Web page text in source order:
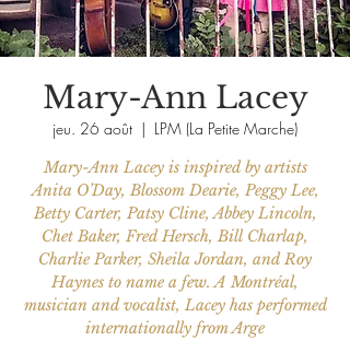
Mary-Ann Lacey
jeu. 26 août
  |
LPM (La Petite Marche)
Mary-Ann Lacey is inspired by artists
Anita O’Day, Blossom Dearie, Peggy Lee,
Betty Carter, Patsy Cline, Abbey Lincoln,
Chet Baker, Fred Hersch, Bill Charlap,
Charlie Parker, Sheila Jordan, and Roy
Haynes to name a few. A Montréal,
musician and vocalist, Lacey has performed
internationally from Arge